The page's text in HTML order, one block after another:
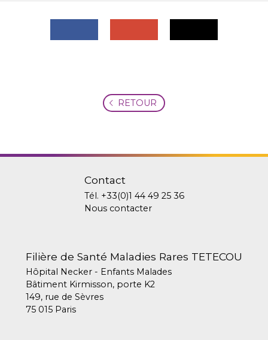
RETOUR
Contact
Tél. +33(0)1 44 49 25 36
Nous contacter
Filière de Santé Maladies Rares TETECOU
Hôpital Necker - Enfants Malades
Bâtiment Kirmisson, porte K2
149, rue de Sèvres
75 015 Paris